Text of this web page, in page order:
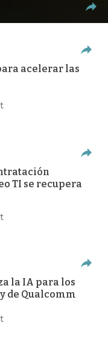
acelerar las
TI se recupera
la IA para los
de Qualcomm